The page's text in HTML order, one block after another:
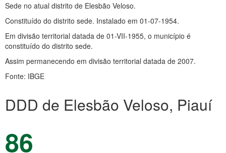
Sede no atual distrito de Elesbão Veloso.
Constituído do distrito sede. Instalado em 01-07-1954.
Em divisão territorial datada de 01-VII-1955, o município é
constituído do distrito sede.
Assim permanecendo em divisão territorial datada de 2007.
Fonte: IBGE
DDD de Elesbão Veloso, Piauí
86